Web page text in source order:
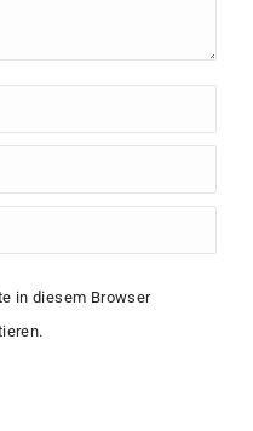
in diesem Browser